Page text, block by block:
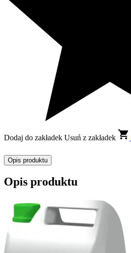
Dodaj do zakładek Usuń z zakładek
Opis produktu
Opis produktu